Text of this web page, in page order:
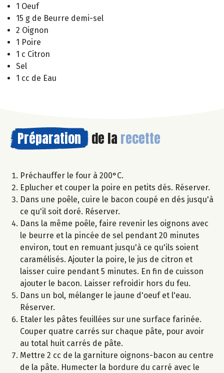
1 Oeuf
15 g de Beurre demi-sel
2 Oignon
1 Poire
1 c Citron
Sel
1 cc de Eau
Préparation de la recette
Préchauffer le four à 200°C.
Eplucher et couper la poire en petits dés. Réserver.
Dans une poêle, cuire le bacon coupé en dés jusqu'à
ce qu'il soit doré. Réserver.
Dans la même poêle, faire revenir les oignons avec
le beurre et la pincée de sel pendant 20 minutes
environ, tout en remuant jusqu'à ce qu'ils soient
caramélisés. Ajouter la poire, le jus de citron et
laisser cuire pendant 5 minutes. En fin de cuisson
ajouter le bacon. Laisser refroidir hors du feu.
Dans un bol, mélanger le jaune d'oeuf et l'eau.
Réserver.
Etaler les pâtes feuillées sur une surface farinée.
Couper quatre carrés sur chaque pâte, pour avoir
au total huit carrés de pâte.
Mettre 2 cc de la garniture oignons-bacon au centre
de la pâte. Humecter la bordure du carré avec le